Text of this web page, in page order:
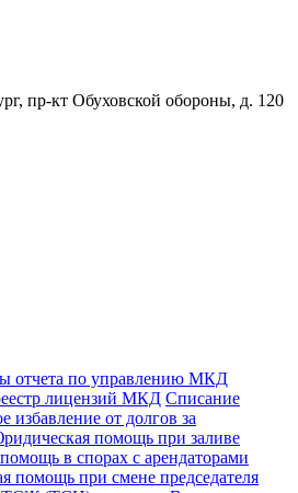
пр-кт Обуховской обороны, д. 120
отчета по управлению МКД
лицензий МКД Списание
от долгов за
помощь при заливе
в спорах с арендаторами
помощь при смене председателя